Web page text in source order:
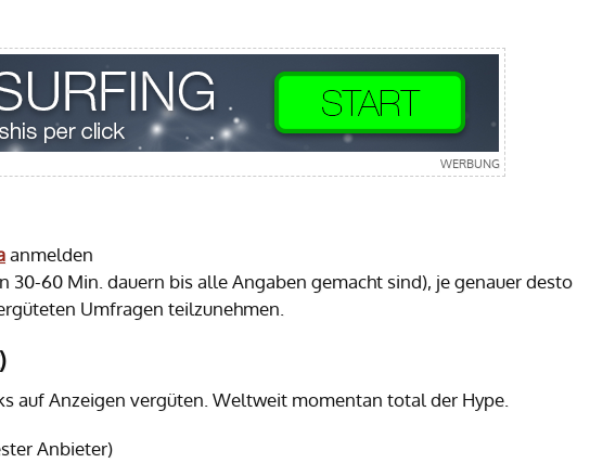
anmelden
30-60 Min. dauern bis alle Angaben gemacht sind), je genauer desto
Umfragen teilzunehmen.
auf Anzeigen vergüten. Weltweit momentan total der Hype.
Anbieter)